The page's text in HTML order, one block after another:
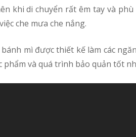
che mưa che nắng.
và quá trình bảo quản tốt